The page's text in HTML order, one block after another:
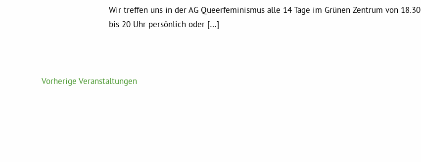
Wir treffen uns in der AG Queerfeminismus alle 14 Tage im Grünen Zentrum von 18.30
bis 20 Uhr persönlich oder […]
Vorherige Veranstaltungen